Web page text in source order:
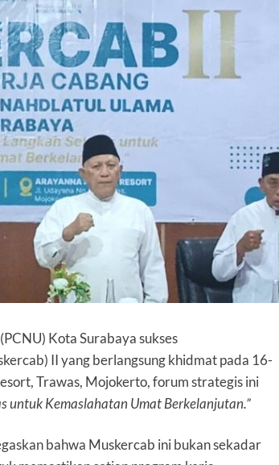
Kota Surabaya sukses
II yang berlangsung khidmat pada 16-
Trawas, Mojokerto, forum strategis ini
untuk Kemaslahatan Umat Berkelanjutan.”
bahwa Muskercab ini bukan sekadar